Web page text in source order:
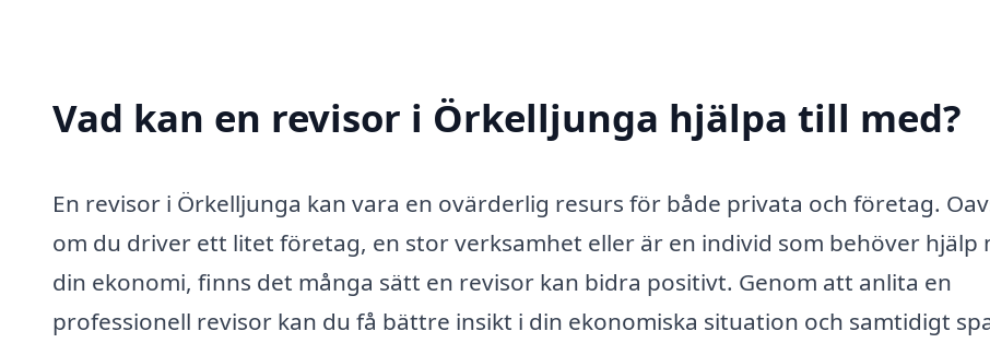
Vad kan en revisor i Örkelljunga hjälpa till med?
En revisor i Örkelljunga kan vara en ovärderlig resurs för både privata och företag.
om du driver ett litet företag, en stor verksamhet eller är en individ som behöver hjälp
din ekonomi, finns det många sätt en revisor kan bidra positivt. Genom att anlita en
professionell revisor kan du få bättre insikt i din ekonomiska situation och samtidigt